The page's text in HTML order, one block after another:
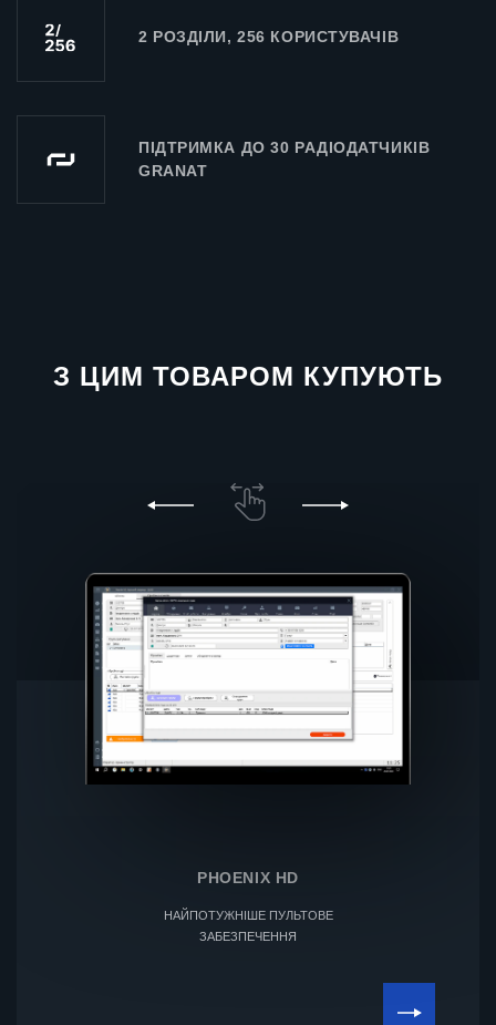
2 РОЗДІЛИ, 256 КОРИСТУВАЧІВ
ПІДТРИМКА ДО 30 РАДІОДАТЧИКІВ
GRANAT
З ЦИМ ТОВАРОМ КУПУЮТЬ
PHOENIX HD
НАЙПОТУЖНІШЕ ПУЛЬТОВЕ
ЗАБЕЗПЕЧЕННЯ